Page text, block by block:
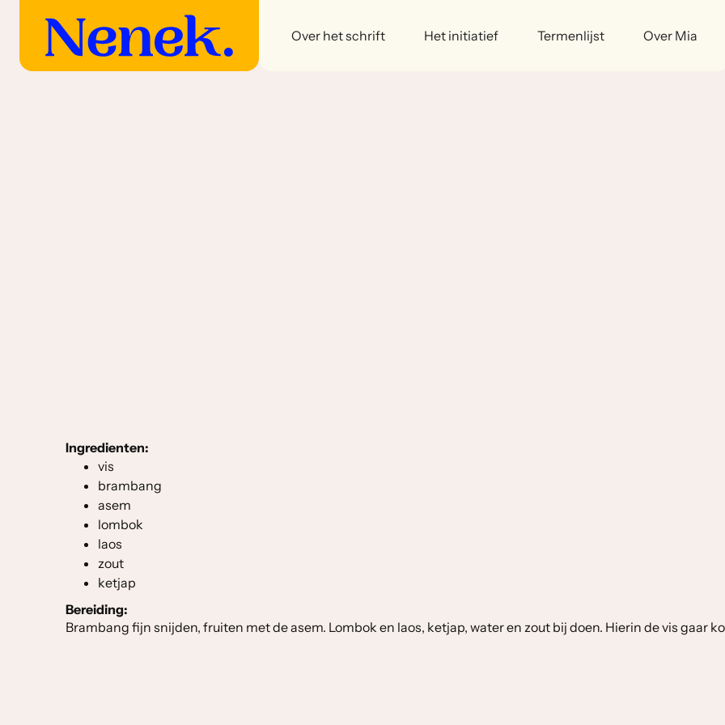
Over het schrift Het initiatief Termenlijst Over Mia
Ingredienten:
vis
brambang
asem
lombok
laos
zout
ketjap
Bereiding:
Brambang fijn snijden, fruiten met de asem. Lombok en laos, ketjap, water en zout bij doen. Hierin de vis gaar